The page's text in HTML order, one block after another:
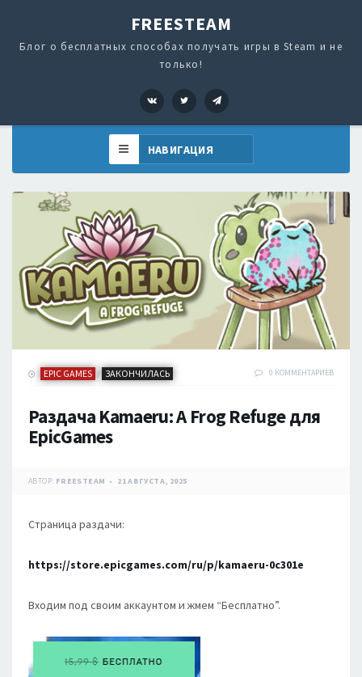
FREESTEAM
Блог о бесплатных способах получать игры в Steam и не
только!
VK Twitter
EPIC GAMES / ЗАКОНЧИЛАСЬ 0 КОММЕНТАРИЕВ
Раздача Kamaeru: A Frog Refuge для
EpicGames
АВТОР: FREESTEAM 21 АВГУСТА, 2025
Страница раздачи:
https://store.epicgames.com/ru/p/kamaeru-0c301e
Входим под своим аккаунтом и жмем “Бесплатно”.